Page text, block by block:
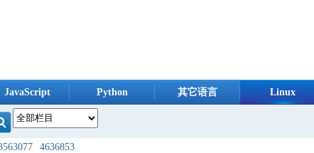
JavaScript Python 其它语言 Linux
4636853